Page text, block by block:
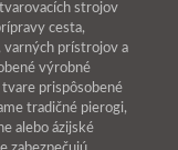
strojov
cesta,
varných prístrojov a
výrobné
prispôsobené
tradičné pierogi,
alebo ázijské